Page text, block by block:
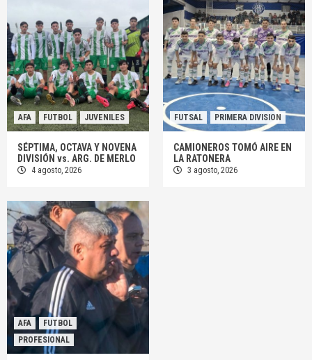
AFA FUTBOL JUVENILES
SÉPTIMA, OCTAVA Y NOVENA
DIVISIÓN vs. ARG. DE MERLO
4 agosto, 2026
FUTSAL PRIMERA DIVISION
CAMIONEROS TOMÓ AIRE EN
LA RATONERA
3 agosto, 2026
AFA
FUTBOL
PROFESIONAL